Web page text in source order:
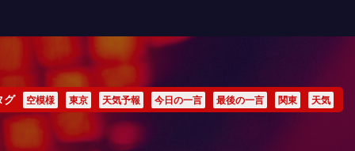
グ 空模様 東京 天気予報 今日の一言 最後の一言 関東 天気